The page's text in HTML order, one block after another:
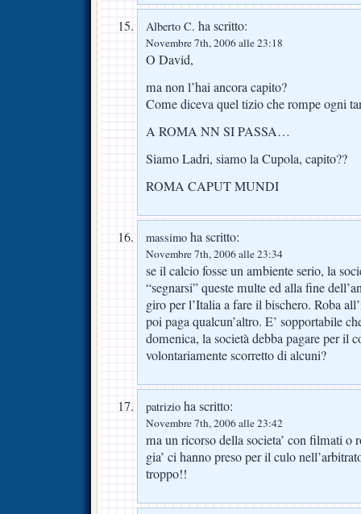
Alberto C. ha scritto:
Novembre 7th, 2006 alle 23:18
O David,
ma non l’hai ancora capito?
Come diceva quel tizio che rompe ogni
A ROMA NN SI PASSA…
Siamo Ladri, siamo la Cupola, capito??
ROMA CAPUT MUNDI
massimo ha scritto:
Novembre 7th, 2006 alle 23:34
se il calcio fosse un ambiente serio, la
“segnarsi” queste multe ed alla fine
giro per l’Italia a fare il bischero. Roba
poi paga qualcun’altro. E’ sopportabile
domenica, la società debba pagare per il
volontariamente scorretto di alcuni?
patrizio ha scritto:
Novembre 7th, 2006 alle 23:42
ma un ricorso della societa’ con filmati o
gia’ ci hanno preso per il culo
troppo!!